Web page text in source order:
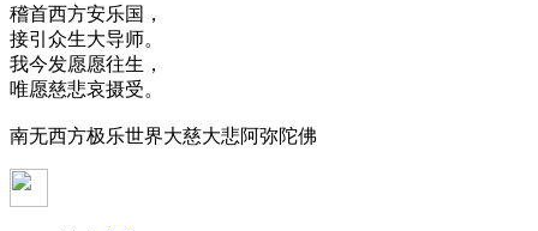
稽首西方安乐国，
接引众生大导师。
我今发愿愿往生，
唯愿慈悲哀摄受。
南无西方极乐世界大慈大悲阿弥陀佛